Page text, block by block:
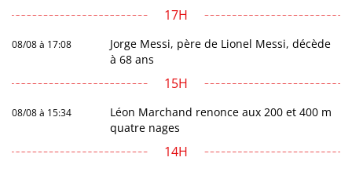
17H
08/08 à 17:08
Jorge Messi, père de Lionel Messi, décède
à 68 ans
15H
08/08 à 15:34
Léon Marchand renonce aux 200 et 400 m
quatre nages
14H